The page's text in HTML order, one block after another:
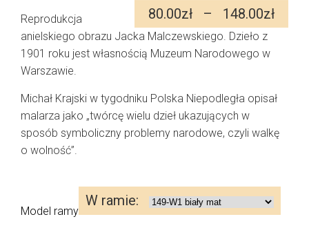
80.00zł – 148.00zł
cen:
Reprodukcja
anielskiego obrazu Jacka Malczewskiego. Dzieło z
1901 roku jest własnością Muzeum Narodowego w
Warszawie.
Michał Krajski w tygodniku Polska Niepodległa opisał
malarza jako „twórcę wielu dzieł ukazujących w
sposób symboliczny problemy narodowe, czyli walkę
o wolność”.
Model ramy